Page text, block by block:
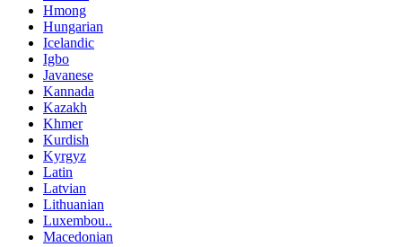
Hmong
Hungarian
Icelandic
Igbo
Javanese
Kannada
Kazakh
Khmer
Kurdish
Kyrgyz
Latin
Latvian
Lithuanian
Luxembou..
Macedonian